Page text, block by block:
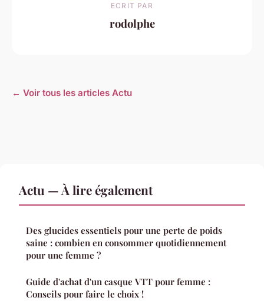
ECRIT PAR
rodolphe
← Voir tous les articles Actu
Actu — À lire également
Des glucides essentiels pour une perte de poids
saine : combien en consommer quotidiennement
pour une femme ?
Guide d'achat d'un casque VTT pour femme :
Conseils pour faire le choix !